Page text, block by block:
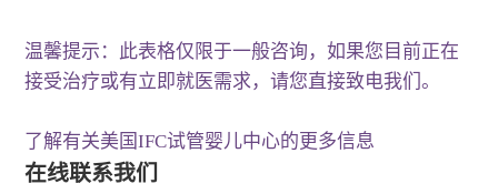
温馨提示：此表格仅限于一般咨询，如果您目前正在
接受治疗或有立即就医需求，请您直接致电我们。
了解有关美国IFC试管婴儿中心的更多信息
在线联系我们